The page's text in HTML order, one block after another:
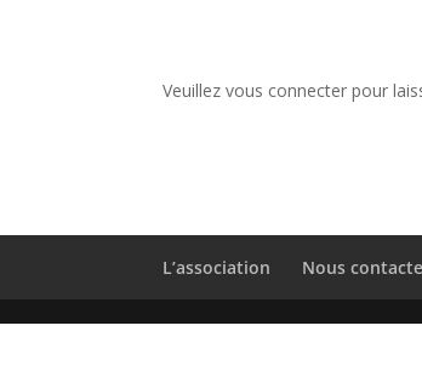
Veuillez vous connecter pour
L’association Nous